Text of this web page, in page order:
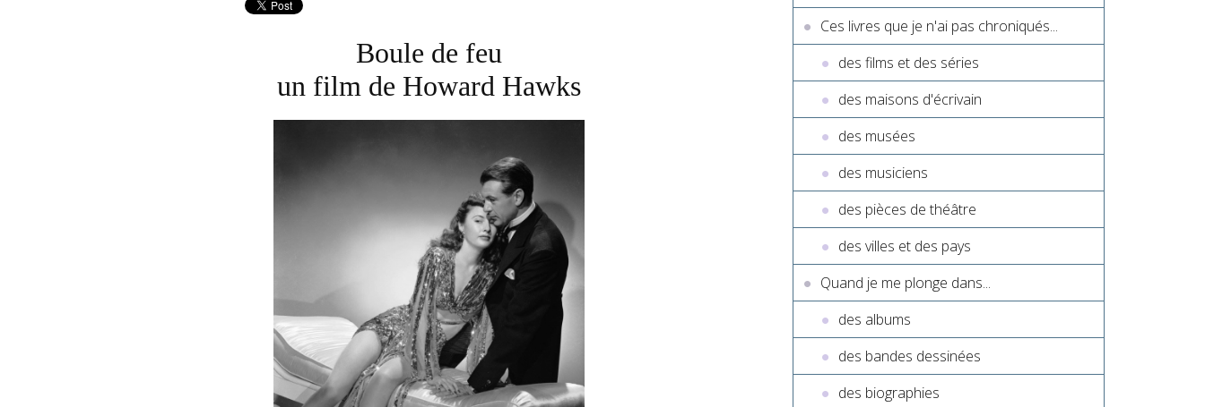
Boule de feu
un film de Howard Hawks
Ces livres que je n'ai pas chroniqués...
des films et des séries
des maisons d'écrivain
des musées
des musiciens
des pièces de théâtre
des villes et des pays
Quand je me plonge dans...
des albums
des bandes dessinées
des biographies